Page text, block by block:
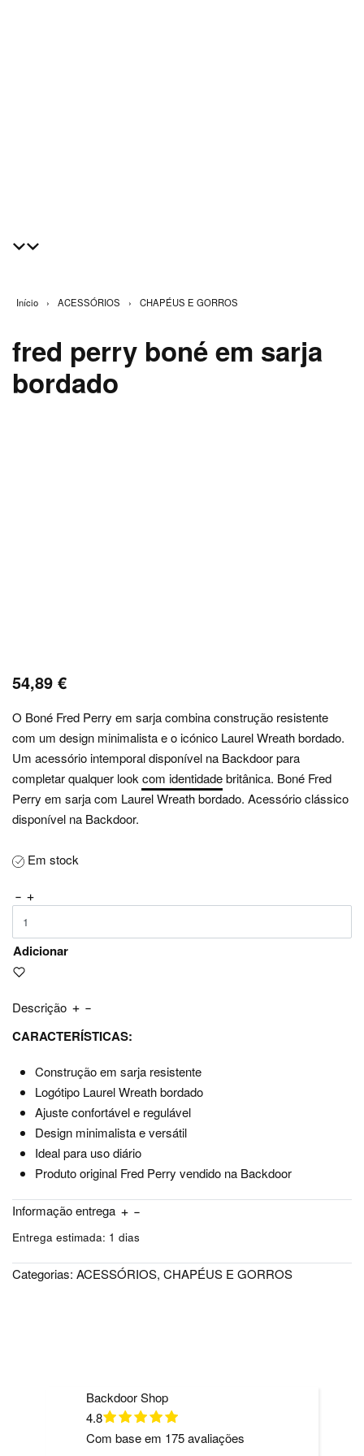
Início › ACESSÓRIOS › CHAPÉUS E GORROS
fred perry boné em sarja
bordado
54,89 €
O Boné Fred Perry em sarja combina construção resistente
com um design minimalista e o icónico Laurel Wreath bordado.
Um acessório intemporal disponível na Backdoor para
completar qualquer look com identidade britânica. Boné Fred
Perry em sarja com Laurel Wreath bordado. Acessório clássico
disponível na Backdoor.
Em stock
Adicionar
Descrição
CARACTERÍSTICAS:
Construção em sarja resistente
Logótipo Laurel Wreath bordado
Ajuste confortável e regulável
Design minimalista e versátil
Ideal para uso diário
Produto original Fred Perry vendido na Backdoor
Informação entrega
Entrega estimada: 1 dias
Categorias: ACESSÓRIOS, CHAPÉUS E GORROS
Backdoor Shop
4.8
Com base em 175avaliações